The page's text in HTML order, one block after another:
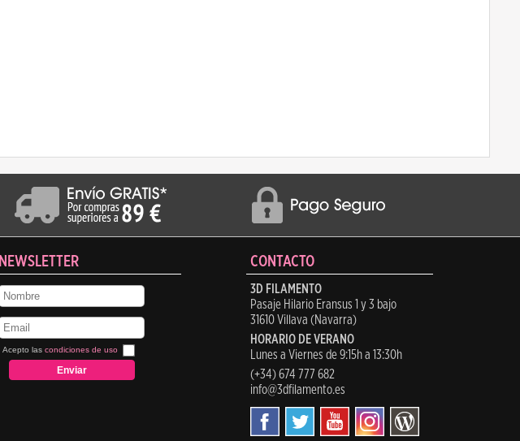
NEWSLETTER
Acepto las condiciones de uso
CONTACTO
3D FILAMENTO
Pasaje Hilario Eransus 1 y 3 bajo
31610 Villava (Navarra)
HORARIO DE VERANO
Lunes a Viernes de 9:15h a 13:30h
(+34) 674 777 682
info@3dfilamento.es